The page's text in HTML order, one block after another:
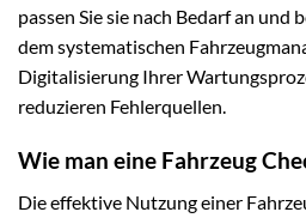
passen Sie sie nach Bedarf an und
dem systematischen
Digitalisierung Ihrer
reduzieren Fehlerquellen.
Wie man eine Fahrzeug
Die effektive Nutzung einer